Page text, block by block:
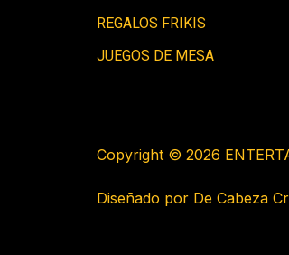
REGALOS FRIKIS
JUEGOS DE MESA
Copyright © 2026
Diseñado por De Cabeza